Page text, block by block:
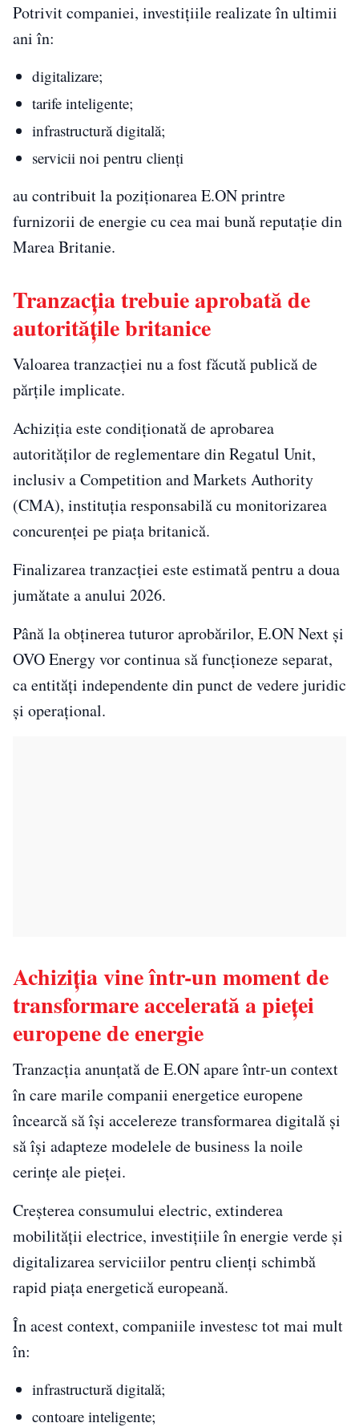
Potrivit companiei, investițiile realizate în ultimii
ani în:
digitalizare;
tarife inteligente;
infrastructură digitală;
servicii noi pentru clienți
au contribuit la poziționarea E.ON printre
furnizorii de energie cu cea mai bună reputație din
Marea Britanie.
Tranzacția trebuie aprobată de
autoritățile britanice
Valoarea tranzacției nu a fost făcută publică de
părțile implicate.
Achiziția este condiționată de aprobarea
autorităților de reglementare din Regatul Unit,
inclusiv a Competition and Markets Authority
(CMA), instituția responsabilă cu monitorizarea
concurenței pe piața britanică.
Finalizarea tranzacției este estimată pentru a doua
jumătate a anului 2026.
Până la obținerea tuturor aprobărilor, E.ON Next și
OVO Energy vor continua să funcționeze separat,
ca entități independente din punct de vedere juridic
și operațional.
Achiziția vine într-un moment de
transformare accelerată a pieței
europene de energie
Tranzacția anunțată de E.ON apare într-un context
în care marile companii energetice europene
încearcă să își accelereze transformarea digitală și
să își adapteze modelele de business la noile
cerințe ale pieței.
Creșterea consumului electric, extinderea
mobilității electrice, investițiile în energie verde și
digitalizarea serviciilor pentru clienți schimbă
rapid piața energetică europeană.
În acest context, companiile investesc tot mai mult
în:
infrastructură digitală;
contoare inteligente;